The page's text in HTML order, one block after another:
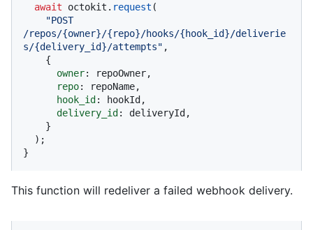
await octokit. request (
"POST
/repos/{owner}/{repo}/hooks/{hook_id}/deliverie
s/{delivery_id}/attempts" ,
owner: repoOwner,
repo: repoName,
hook_id : hookId,
delivery_id : deliveryId,
}
This function will redeliver a failed webhook delivery.